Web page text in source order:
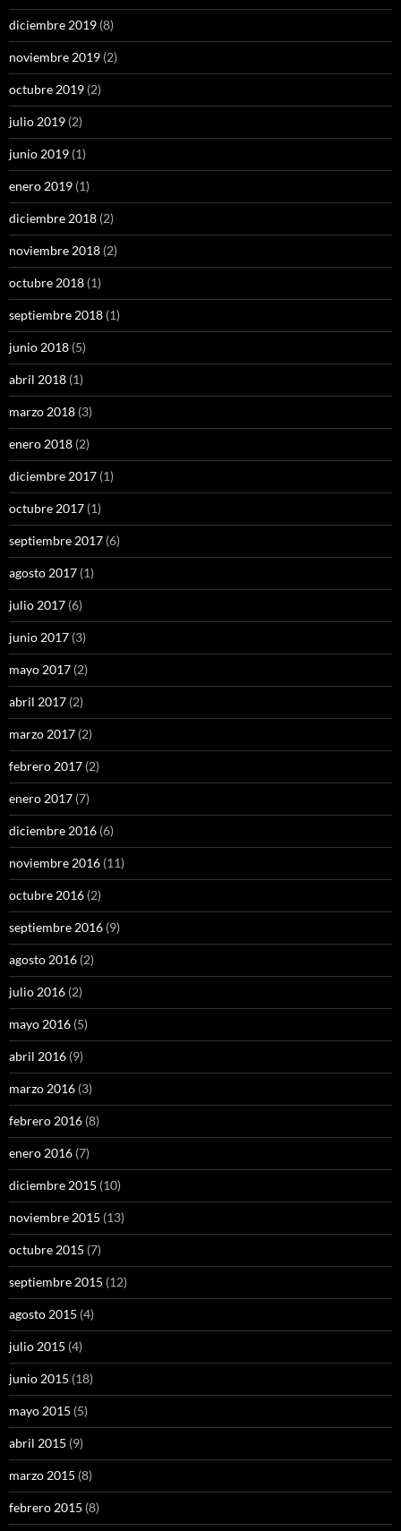
diciembre 2019 (8)
noviembre 2019 (2)
octubre 2019 (2)
julio 2019 (2)
junio 2019 (1)
enero 2019 (1)
diciembre 2018 (2)
noviembre 2018 (2)
octubre 2018 (1)
septiembre 2018 (1)
junio 2018 (5)
abril 2018 (1)
marzo 2018 (3)
enero 2018 (2)
diciembre 2017 (1)
octubre 2017 (1)
septiembre 2017 (6)
agosto 2017 (1)
julio 2017 (6)
junio 2017 (3)
mayo 2017 (2)
abril 2017 (2)
marzo 2017 (2)
febrero 2017 (2)
enero 2017 (7)
diciembre 2016 (6)
noviembre 2016 (11)
octubre 2016 (2)
septiembre 2016 (9)
agosto 2016 (2)
julio 2016 (2)
mayo 2016 (5)
abril 2016 (9)
marzo 2016 (3)
febrero 2016 (8)
enero 2016 (7)
diciembre 2015 (10)
noviembre 2015 (13)
octubre 2015 (7)
septiembre 2015 (12)
agosto 2015 (4)
julio 2015 (4)
junio 2015 (18)
mayo 2015 (5)
abril 2015 (9)
marzo 2015 (8)
febrero 2015 (8)